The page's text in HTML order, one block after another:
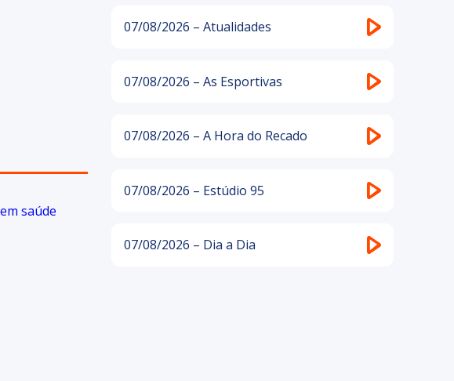
07/08/2026 – Atualidades
07/08/2026 – As Esportivas
07/08/2026 – A Hora do Recado
07/08/2026 – Estúdio 95
07/08/2026 – Dia a Dia